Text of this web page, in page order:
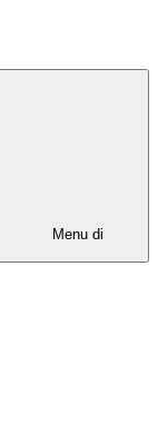
Menu di